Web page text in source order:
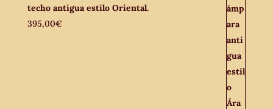
techo antigua estilo Oriental.
395,00€